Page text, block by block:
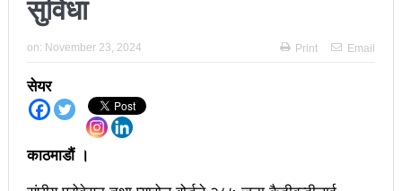
अझ सुदृढ बनाएको छः प्रचण्ड
आज प्रतिनिधिसभा सदस्य निर्वाचनः देशैभर मतदान जारी
बैतडीमा जन्तिबस दुर्घटनाः १३ जनाको मृत्यु
कविता – अपजश
सुविधा
on: November 23, 2024 Print Email
सेयर
काठमाडौं ।